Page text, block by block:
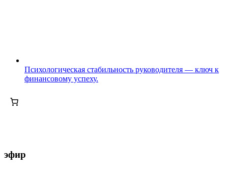
Психологическая стабильность руководителя — ключ к
финансовому успеху.
эфир